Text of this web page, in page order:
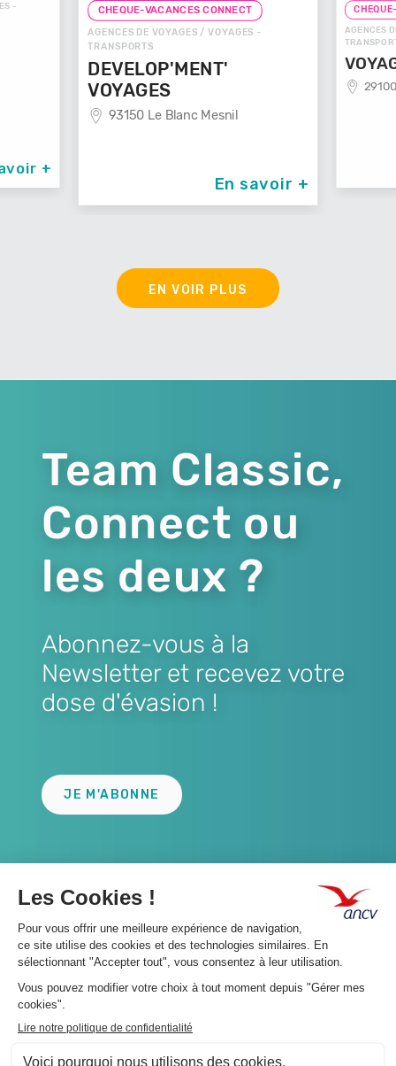
-
+
CHEQUE-VACANCES CONNECT
AGENCES DE VOYAGES / VOYAGES -
TRANSPORTS
DEVELOP'MENT'
VOYAGES
93150 Le Blanc Mesnil
En savoir +
AGENCES
EN VOIR PLUS
Team Classic,
Connect ou
les deux ?
Abonnez-vous à la
Newsletter et recevez votre
dose d'évasion !
JE M'ABONNE
A propos 👇
Suivez-nous 👇